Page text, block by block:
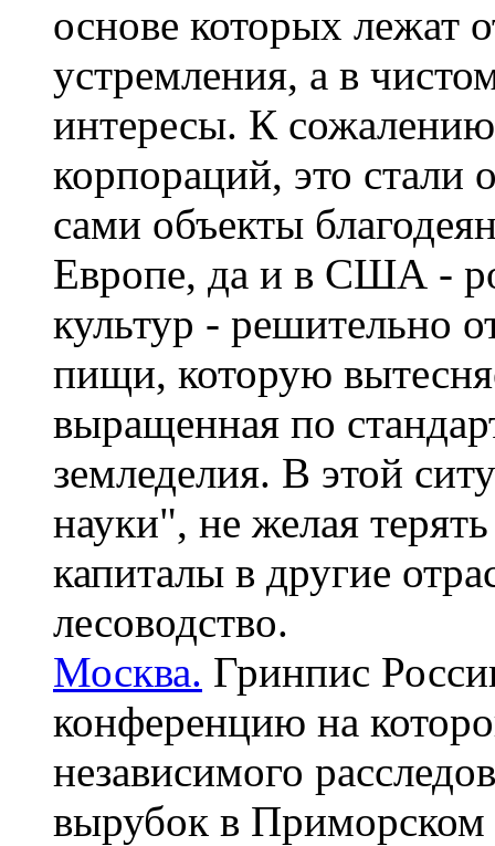
основе которых лежат
устремления, а в
интересы. К
корпораций, это
сами объекты
Европе, да и в США -
культур - решительно
пищи, которую
выращенная по
земледелия. В этой
науки", не желая
капиталы в другие
лесоводство.
Москва. Гринпис
конференцию на
независимого
вырубок в Приморском